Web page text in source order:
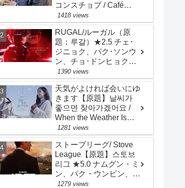
コンスチョプ / Café
Minamdang / 主演：ソ・
イングク、オ・ヨンソ
1418 views
RUGAL/ルーガル（原
題：루갈）★2.5 チェ･
ジニョク、パク･ソンウ
ン、チョ･ドンヒョク、
チョン･ヘイン
1390 views
天気がよければ会いにゆ
きます【原題】날씨가
좋으면 찾아가겠어요 /
When the Weather Is
Fine）★2.8 ソ・ガンジ
ュン、パク・ミニョン
1281 views
ストーブリーグ/ Stove
League【原題】스토브
리그 ★5.0 ナムグン・ミ
ン、パク・ウンビン、
オ・ジョンセ、チョ・ビ
1279 views